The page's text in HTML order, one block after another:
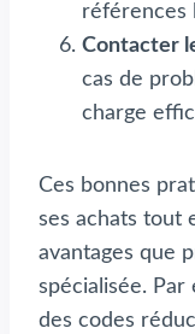
références
Contacter
cas de
charge
Ces bonnes
ses achats tout
avantages que
spécialisée. Par
des codes